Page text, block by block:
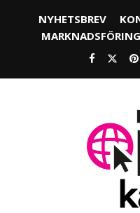
NYHETSBREV
MARKNADSFÖRING